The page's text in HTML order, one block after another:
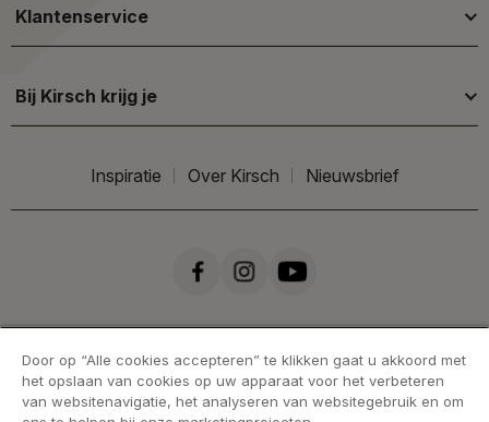
Klantenservice
Bij Kirsch krijg je
Inspiratie Over Kirsch Nieuwsbrief
Door op “Alle cookies accepteren” te klikken gaat u akkoord met
het opslaan van cookies op uw apparaat voor het verbeteren
van websitenavigatie, het analyseren van websitegebruik en om